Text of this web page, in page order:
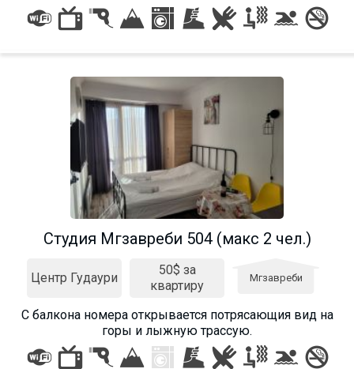
Студия Мгзавреби 504 (макс 2 чел.)
Центр Гудаури
50$ за
квартиру
Мгзавреби
С балкона номера открывается потрясающия вид на
горы и лыжную трассую.